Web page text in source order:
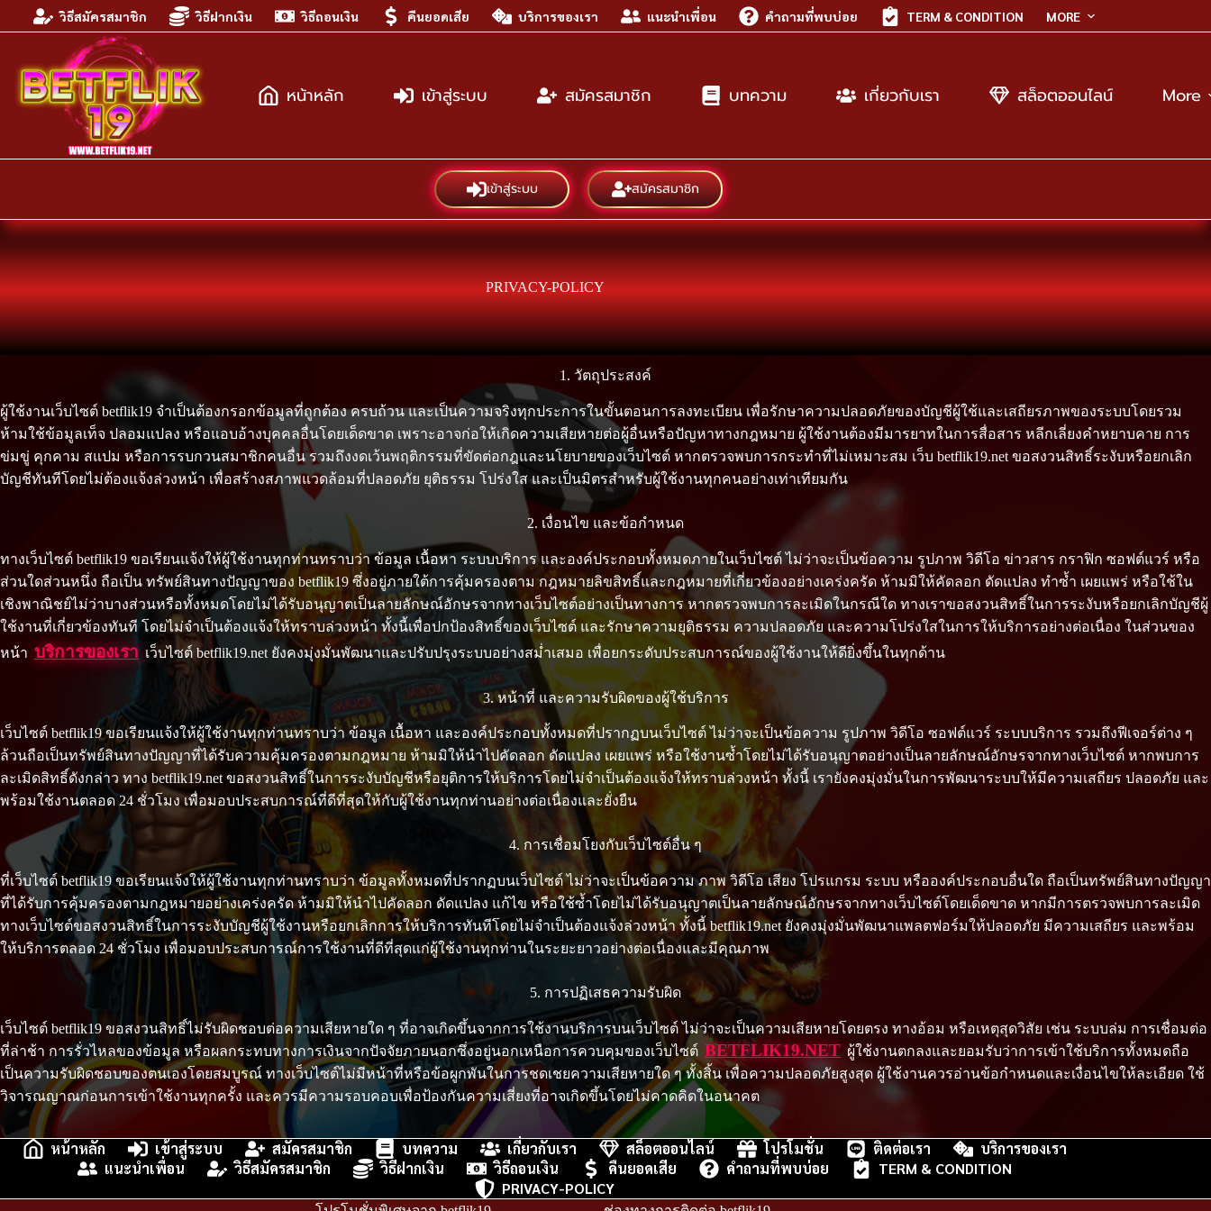
วิธีสมัครสมาชิก วิธีฝากเงิน วิธีถอนเงิน คืนยอดเสีย บริการของเรา แนะนำเพื่อน คำถามที่พบบ่อย TERM & CONDITION MORE
หน้าหลัก เข้าสู่ระบบ สมัครสมาชิก บทความ เกี่ยวกับเรา สล็อตออนไลน์ More
เข้าสู่ระบบ สมัครสมาชิก
PRIVACY-POLICY
1. วัตถุประสงค์
ผู้ใช้งานเว็บไซต์ betflik19 จำเป็นต้องกรอกข้อมูลที่ถูกต้อง ครบถ้วน และเป็นความจริงทุกประการในขั้นตอนการลงทะเบียน เพื่อรักษาความปลอดภัยของบัญชีผู้ใช้และเสถียรภาพของระบบโดยรวม
ห้ามใช้ข้อมูลเท็จ ปลอมแปลง หรือแอบอ้างบุคคลอื่นโดยเด็ดขาด เพราะอาจก่อให้เกิดความเสียหายต่อผู้อื่นหรือปัญหาทางกฎหมาย ผู้ใช้งานต้องมีมารยาทในการสื่อสาร หลีกเลี่ยงคำหยาบคาย การ
ข่มขู่ คุกคาม สแปม หรือการรบกวนสมาชิกคนอื่น รวมถึงงดเว้นพฤติกรรมที่ขัดต่อกฎและนโยบายของเว็บไซต์ หากตรวจพบการกระทำที่ไม่เหมาะสม เว็บ betflik19.net ขอสงวนสิทธิ์ระงับหรือยกเลิก
บัญชีทันทีโดยไม่ต้องแจ้งล่วงหน้า เพื่อสร้างสภาพแวดล้อมที่ปลอดภัย ยุติธรรม โปร่งใส และเป็นมิตรสำหรับผู้ใช้งานทุกคนอย่างเท่าเทียมกัน
2. เงื่อนไข และข้อกำหนด
ทางเว็บไซต์ betflik19 ขอเรียนแจ้งให้ผู้ใช้งานทุกท่านทราบว่า ข้อมูล เนื้อหา ระบบบริการ และองค์ประกอบทั้งหมดภายในเว็บไซต์ ไม่ว่าจะเป็นข้อความ รูปภาพ วิดีโอ ข่าวสาร กราฟิก ซอฟต์แวร์ หรือ
ส่วนใดส่วนหนึ่ง ถือเป็น ทรัพย์สินทางปัญญาของ betflik19 ซึ่งอยู่ภายใต้การคุ้มครองตาม กฎหมายลิขสิทธิ์และกฎหมายที่เกี่ยวข้องอย่างเคร่งครัด ห้ามมิให้คัดลอก ดัดแปลง ทำซ้ำ เผยแพร่ หรือใช้ใน
เชิงพาณิชย์ไม่ว่าบางส่วนหรือทั้งหมดโดยไม่ได้รับอนุญาตเป็นลายลักษณ์อักษรจากทางเว็บไซต์อย่างเป็นทางการ หากตรวจพบการละเมิดในกรณีใด ทางเราขอสงวนสิทธิ์ในการระงับหรือยกเลิกบัญชีผู้
ใช้งานที่เกี่ยวข้องทันที โดยไม่จำเป็นต้องแจ้งให้ทราบล่วงหน้า ทั้งนี้เพื่อปกป้องสิทธิ์ของเว็บไซต์ และรักษาความยุติธรรม ความปลอดภัย และความโปร่งใสในการให้บริการอย่างต่อเนื่อง ในส่วนของ
หน้า บริการของเรา เว็บไซต์ betflik19.net ยังคงมุ่งมั่นพัฒนาและปรับปรุงระบบอย่างสม่ำเสมอ เพื่อยกระดับประสบการณ์ของผู้ใช้งานให้ดียิ่งขึ้นในทุกด้าน
3. หน้าที่ และความรับผิดของผู้ใช้บริการ
เว็บไซต์ betflik19 ขอเรียนแจ้งให้ผู้ใช้งานทุกท่านทราบว่า ข้อมูล เนื้อหา และองค์ประกอบทั้งหมดที่ปรากฏบนเว็บไซต์ ไม่ว่าจะเป็นข้อความ รูปภาพ วิดีโอ ซอฟต์แวร์ ระบบบริการ รวมถึงฟีเจอร์ต่าง ๆ
ล้วนถือเป็นทรัพย์สินทางปัญญาที่ได้รับความคุ้มครองตามกฎหมาย ห้ามมิให้นำไปคัดลอก ดัดแปลง เผยแพร่ หรือใช้งานซ้ำโดยไม่ได้รับอนุญาตอย่างเป็นลายลักษณ์อักษรจากทางเว็บไซต์ หากพบการ
ละเมิดสิทธิ์ดังกล่าว ทาง betflik19.net ขอสงวนสิทธิ์ในการระงับบัญชีหรือยุติการให้บริการโดยไม่จำเป็นต้องแจ้งให้ทราบล่วงหน้า ทั้งนี้ เรายังคงมุ่งมั่นในการพัฒนาระบบให้มีความเสถียร ปลอดภัย และ
พร้อมใช้งานตลอด 24 ชั่วโมง เพื่อมอบประสบการณ์ที่ดีที่สุดให้กับผู้ใช้งานทุกท่านอย่างต่อเนื่องและยั่งยืน
4. การเชื่อมโยงกับเว็บไซต์อื่น ๆ
ที่เว็บไซต์ betflik19 ขอเรียนแจ้งให้ผู้ใช้งานทุกท่านทราบว่า ข้อมูลทั้งหมดที่ปรากฏบนเว็บไซต์ ไม่ว่าจะเป็นข้อความ ภาพ วิดีโอ เสียง โปรแกรม ระบบ หรือองค์ประกอบอื่นใด ถือเป็นทรัพย์สินทางปัญญา
ที่ได้รับการคุ้มครองตามกฎหมายอย่างเคร่งครัด ห้ามมิให้นำไปคัดลอก ดัดแปลง แก้ไข หรือใช้ซ้ำโดยไม่ได้รับอนุญาตเป็นลายลักษณ์อักษรจากทางเว็บไซต์โดยเด็ดขาด หากมีการตรวจพบการละเมิด
ทางเว็บไซต์ขอสงวนสิทธิ์ในการระงับบัญชีผู้ใช้งานหรือยกเลิกการให้บริการทันทีโดยไม่จำเป็นต้องแจ้งล่วงหน้า ทั้งนี้ betflik19.net ยังคงมุ่งมั่นพัฒนาแพลตฟอร์มให้ปลอดภัย มีความเสถียร และพร้อม
ให้บริการตลอด 24 ชั่วโมง เพื่อมอบประสบการณ์การใช้งานที่ดีที่สุดแก่ผู้ใช้งานทุกท่านในระยะยาวอย่างต่อเนื่องและมีคุณภาพ
5. การปฏิเสธความรับผิด
เว็บไซต์ betflik19 ขอสงวนสิทธิ์ไม่รับผิดชอบต่อความเสียหายใด ๆ ที่อาจเกิดขึ้นจากการใช้งานบริการบนเว็บไซต์ ไม่ว่าจะเป็นความเสียหายโดยตรง ทางอ้อม หรือเหตุสุดวิสัย เช่น ระบบล่ม การเชื่อมต่อ
ที่ล่าช้า การรั่วไหลของข้อมูล หรือผลกระทบทางการเงินจากปัจจัยภายนอกซึ่งอยู่นอกเหนือการควบคุมของเว็บไซต์ BETFLIK19.NET ผู้ใช้งานตกลงและยอมรับว่าการเข้าใช้บริการทั้งหมดถือ
เป็นความรับผิดชอบของตนเองโดยสมบูรณ์ ทางเว็บไซต์ไม่มีหน้าที่หรือข้อผูกพันในการชดเชยความเสียหายใด ๆ ทั้งสิ้น เพื่อความปลอดภัยสูงสุด ผู้ใช้งานควรอ่านข้อกำหนดและเงื่อนไขให้ละเอียด ใช้
วิจารณญาณก่อนการเข้าใช้งานทุกครั้ง และควรมีความรอบคอบเพื่อป้องกันความเสี่ยงที่อาจเกิดขึ้นโดยไม่คาดคิดในอนาคต
หน้าหลัก เข้าสู่ระบบ สมัครสมาชิก บทความ เกี่ยวกับเรา สล็อตออนไลน์ โปรโมชั่น ติดต่อเรา
บริการของเรา
แนะนำเพื่อน
วิธีสมัครสมาชิก วิธีฝากเงิน วิธีถอนเงิน คืนยอดเสีย คำถามที่พบบ่อย
TERM & CONDITION
PRIVACY-POLICY